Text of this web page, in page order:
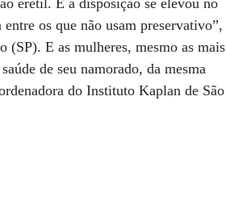
erétil. E a disposição se elevou no
os que não usam preservativo”,
E as mulheres, mesmo as mais
de seu namorado, da mesma
do Instituto Kaplan de São